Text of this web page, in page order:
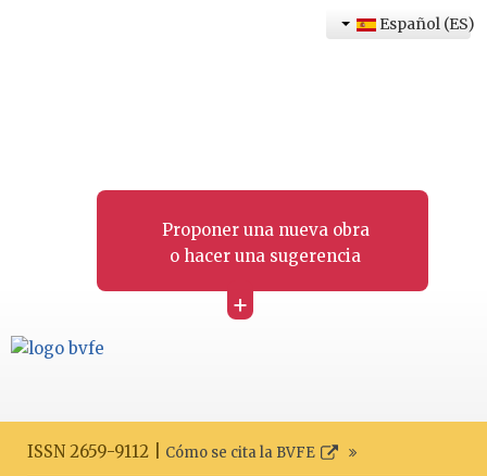
Proponer una nueva obra
o hacer una sugerencia
+
Español (ES)
ISSN 2659-9112 | Cómo se cita la BVFE